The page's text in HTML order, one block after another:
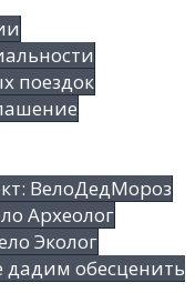
поездок
ВелоДедМороз
Археолог
Эколог
дадим обесценить